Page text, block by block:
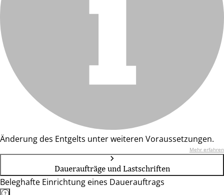
Änderung des Entgelts unter weiteren Voraussetzungen.
Mehr erfahren
Daueraufträge und Lastschriften
Beleghafte Einrichtung eines Dauerauftrags